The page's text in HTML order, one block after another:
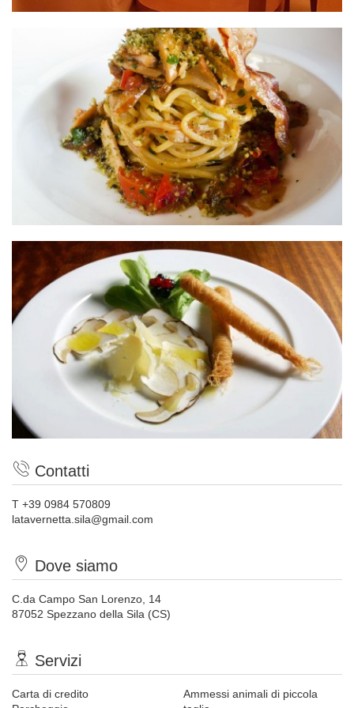
Contatti
T +39 0984 570809
latavernetta.sila@gmail.com
Dove siamo
C.da Campo San Lorenzo, 14
87052 Spezzano della Sila (CS)
Servizi
Carta di credito
Ammessi animali di piccola